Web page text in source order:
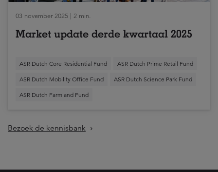
03 november 2025 | 2 min.
Market update derde kwartaal 2025
ASR Dutch Core Residential Fund ASR Dutch Prime Retail Fund
ASR Dutch Mobility Office Fund ASR Dutch Science Park Fund
ASR Dutch Farmland Fund
Bezoek de kennisbank